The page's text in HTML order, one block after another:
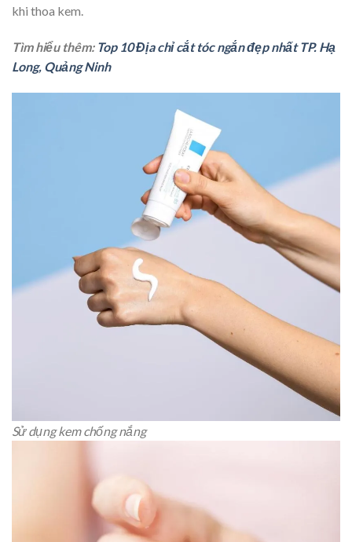
khi thoa kem.
Tìm hiểu thêm: Top 10 Địa chỉ cắt tóc ngắn đẹp nhất TP. Hạ
Long, Quảng Ninh
Sử dụng kem chống nắng